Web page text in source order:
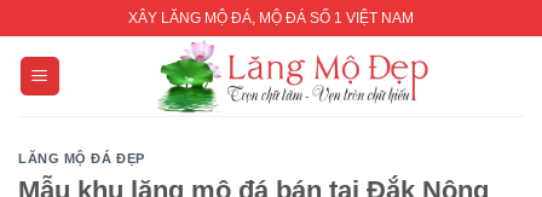
content
XÂY LĂNG MỘ ĐÁ, MỘ ĐÁ SỐ 1 VIỆT NAM
LĂNG MỘ ĐÁ ĐẸP
Mẫu khu lăng mộ đá bán tại Đắk Nông